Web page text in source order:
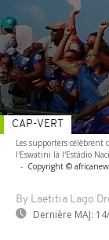
Les supporters
l'Eswatini là l'Estádio
- Copyright ©
By Laetitia Lago
Dernière MAJ:
CAP-VERT